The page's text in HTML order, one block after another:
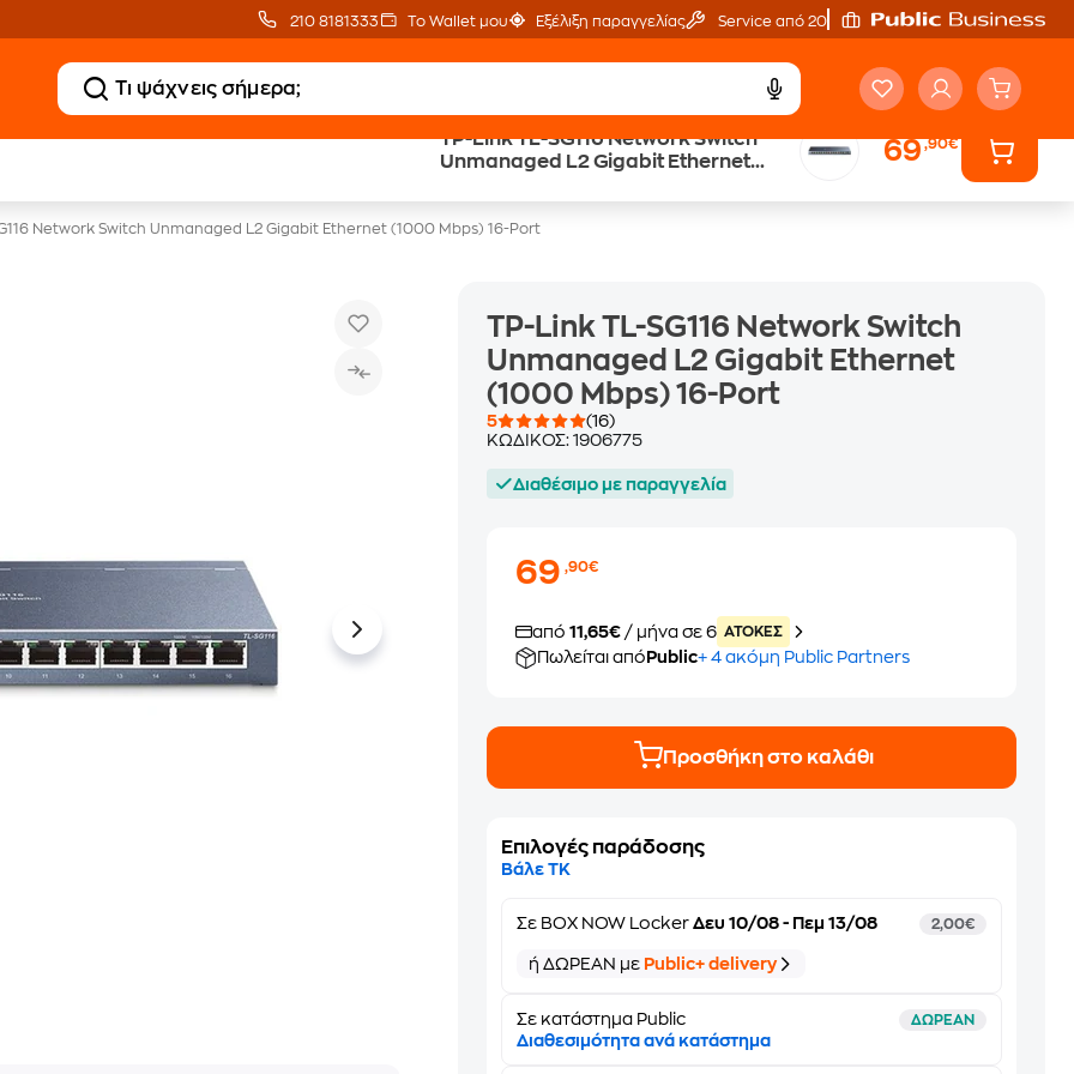
210 8181333 Το Wallet μου Εξέλιξη παραγγελίας Service από 20'
TP-Link TL-SG116 Network Switch
Unmanaged L2 Gigabit Ethernet
69,90€
Public επιστροφή € Άτοκες Δόσεις
Network Switch Unmanaged L2 Gigabit Ethernet (1000 Mbps) 16-Port
TP-Link TL-SG116 Network Switch
Unmanaged L2 Gigabit Ethernet
(1000 Mbps) 16-Port
5
(16)
ΚΩΔΙΚΟΣ:1906775
Διαθέσιμο με παραγγελία
69,90€
από11,65€ / μήνα σε 6 ATOKEΣ
Πωλείται από Public+ 4 ακόμη Public Partners
Προσθήκη στο καλάθι
Επιλογές παράδοσης
Βάλε ΤΚ
Σε BOX NOW Locker Δευ 10/08 - Πεμ 13/08 2,00€
ή ΔΩΡΕΑΝ με Public+ delivery
Σε κατάστημα Public ΔΩΡΕΑΝ
Διαθεσιμότητα ανά κατάστημα